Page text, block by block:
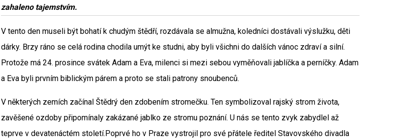
zahaleno tajemstvím.
V tento den museli být bohatí k chudým štědří, rozdávala se almužna, koledníci dostávali výslužku, děti
dárky. Brzy ráno se celá rodina chodila umýt ke studni, aby byli všichni do dalších vánoc zdraví a silní.
Protože má 24. prosince svátek Adam a Eva, milenci si mezi sebou vyměňovali jablíčka a perníčky. Adam
a Eva byli prvním biblickým párem a proto se stali patrony snoubenců.
V některých zemích začínal Štědrý den zdobením stromečku. Ten symbolizoval rajský strom života,
zavěšené ozdoby připomínaly zakázané jablko ze stromu poznání. U nás se tento zvyk zabydlel až
teprve v devatenáctém století.Poprvé ho v Praze vystrojil pro své přátele ředitel Stavovského divadla